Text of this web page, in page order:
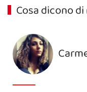
Cosa dicono